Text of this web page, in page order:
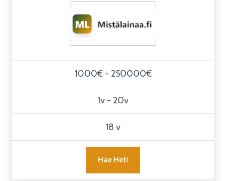
1000€ - 250000€
1v - 20v
18 v
Hae Heti